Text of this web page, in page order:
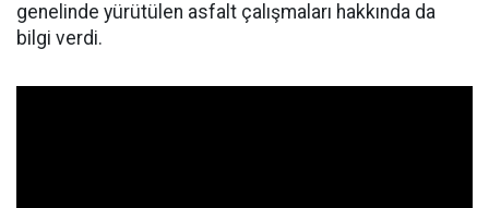
genelinde yürütülen asfalt çalışmaları hakkında da
bilgi verdi.